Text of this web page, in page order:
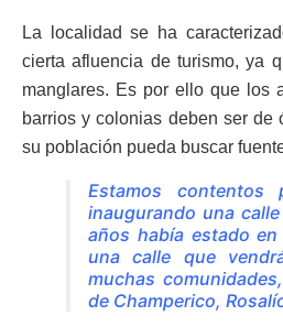
La localidad se ha
cierta afluencia de turismo, ya
manglares. Es por ello que los
barrios y colonias deben ser de
su población pueda buscar
Estamos contentos
inaugurando una
años había estado
una calle que
muchas
de Champerico,